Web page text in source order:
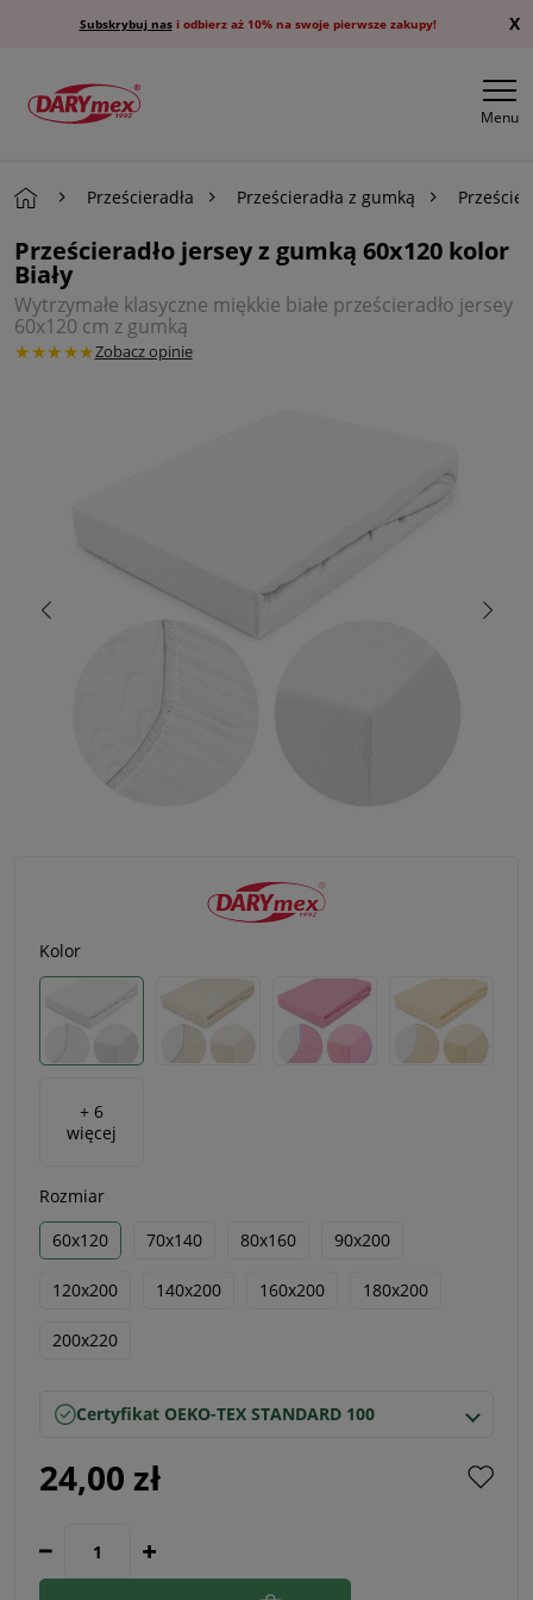
Subskrybuj nasi odbierz aż 10% na swoje pierwsze zakupy! X
Menu
Prześcieradła Prześcieradła z gumką
Prześcieradło jersey z gumką 60x120 kolor
Biały
Wytrzymałe klasyczne miękkie białe prześcieradło jersey
60x120 cm z gumką
★★★★★Zobacz opinie
Kolor
+ 6
więcej
Rozmiar
60x120
70x140 80x160 90x200
120x200 140x200 160x200 180x200
200x220
Certyfikat OEKO-TEX STANDARD 100
24,00 zł